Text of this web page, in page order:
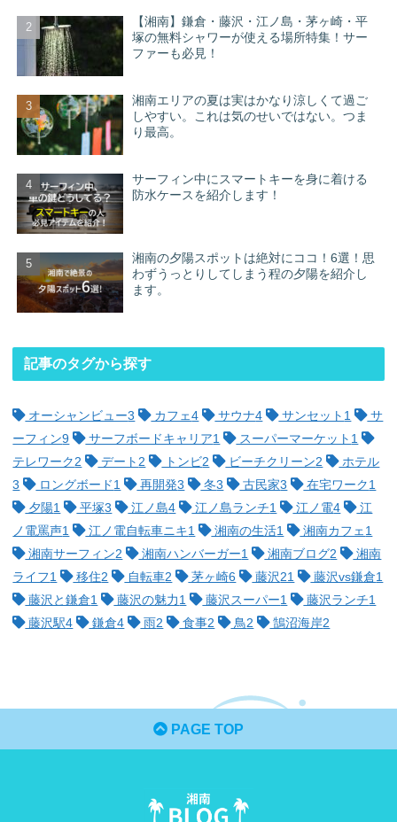
【湘南】鎌倉・藤沢・江ノ島・茅ヶ崎・平
塚の無料シャワーが使える場所特集！サー
ファーも必見！
湘南エリアの夏は実はかなり涼しくて過ご
しやすい。これは気のせいではない。つま
り最高。
サーフィン中にスマートキーを身に着ける
防水ケースを紹介します！
湘南の夕陽スポットは絶対にココ！6選！思
わずうっとりしてしまう程の夕陽を紹介し
ます。
記事のタグから探す
オーシャンビュー3 カフェ4 サウナ4 サンセット 1
サ
ーフィン9 サーフボードキャリア1 スーパーマーケット 1
テレワーク2 デート 2 トンビ2 ビーチクリーン2
ホテル
3
ロングボード1 再開発3 冬3 古民家3 在宅ワーク1
夕陽1 平塚3 江ノ島4 江ノ島ランチ1 江ノ電4
江
ノ電罵声1 江ノ電自転車ニキ1 湘南の生活1 湘南カフェ 1
湘南サーフィン2 湘南ハンバーガー1 湘南ブログ2
湘南
ライフ1 移住2 自転車2 茅ヶ崎6 藤沢21 藤沢vs鎌倉1
藤沢と鎌倉1 藤沢の魅力1 藤沢スーパー1 藤沢ランチ1
藤沢駅4 鎌倉4 雨2 食事2 鳥2 鵠沼海岸2
PAGE TOP